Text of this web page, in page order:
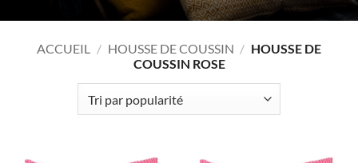
ACCUEIL / HOUSSE DE COUSSIN / HOUSSE DE
COUSSIN ROSE